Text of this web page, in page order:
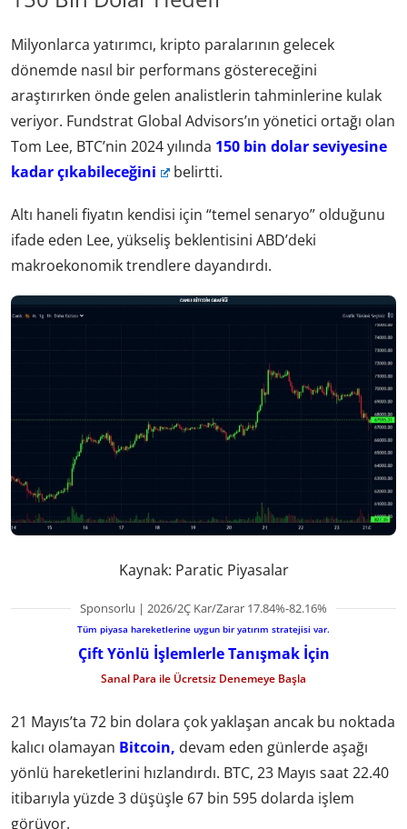
Milyonlarca yatırımcı, kripto paralarının gelecek
dönemde nasıl bir performans göstereceğini
araştırırken önde gelen analistlerin tahminlerine kulak
veriyor. Fundstrat Global Advisors’ın yönetici ortağı olan
Tom Lee, BTC’nin 2024 yılında 150 bin dolar seviyesine
kadar çıkabileceğini
belirtti.
Altı haneli fiyatın kendisi için “temel senaryo” olduğunu
ifade eden Lee, yükseliş beklentisini ABD’deki
makroekonomik trendlere dayandırdı.
Kaynak: Paratic Piyasalar
Sponsorlu | 2026/2Ç Kar/Zarar 17.84%-82.16%
Tüm piyasa hareketlerine uygun bir yatırım stratejisi var.
Çift Yönlü İşlemlerle Tanışmak İçin
Sanal Para ile Ücretsiz Denemeye Başla
21 Mayıs’ta 72 bin dolara çok yaklaşan ancak bu noktada
kalıcı olamayan Bitcoin, devam eden günlerde aşağı
yönlü hareketlerini hızlandırdı. BTC, 23 Mayıs saat 22.40
itibarıyla yüzde 3 düşüşle 67 bin 595 dolarda işlem
görüyor.